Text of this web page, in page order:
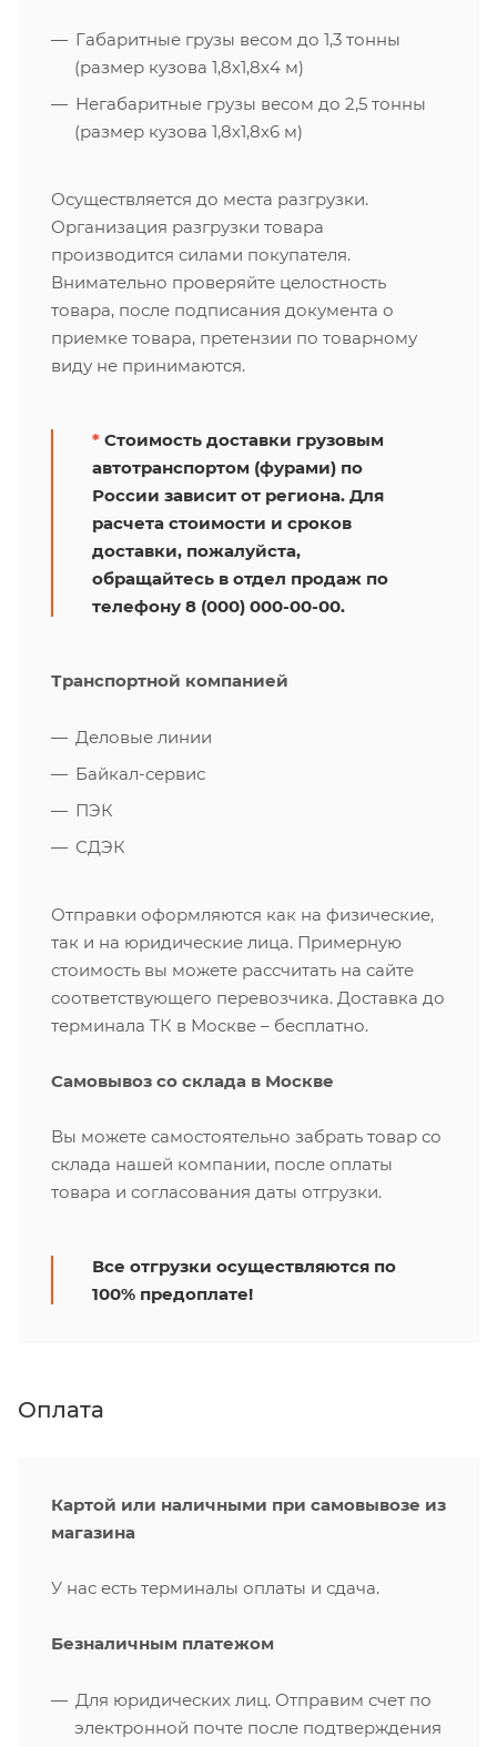
Габаритные грузы весом до 1,3 тонны
(размер кузова 1,8х1,8х4 м)
Негабаритные грузы весом до 2,5 тонны
(размер кузова 1,8х1,8х6 м)
Осуществляется до места разгрузки.
Организация разгрузки товара
производится силами покупателя.
Внимательно проверяйте целостность
товара, после подписания документа о
приемке товара, претензии по товарному
виду не принимаются.
* Стоимость доставки грузовым
автотранспортом (фурами) по
России зависит от региона. Для
расчета стоимости и сроков
доставки, пожалуйста,
обращайтесь в отдел продаж по
телефону 8 (000) 000-00-00.
Транспортной компанией
Деловые линии
Байкал-сервис
ПЭК
СДЭК
Отправки оформляются как на физические,
так и на юридические лица. Примерную
стоимость вы можете рассчитать на сайте
соответствующего перевозчика. Доставка до
терминала ТК в Москве – бесплатно.
Самовывоз со склада в Москве
Вы можете самостоятельно забрать товар со
склада нашей компании, после оплаты
товара и согласования даты отгрузки.
Все отгрузки осуществляются по
100% предоплате!
Оплата
Картой или наличными при самовывозе из
магазина
У нас есть терминалы оплаты и сдача.
Безналичным платежом
Для юридических лиц. Отправим счет по
электронной почте после подтверждения